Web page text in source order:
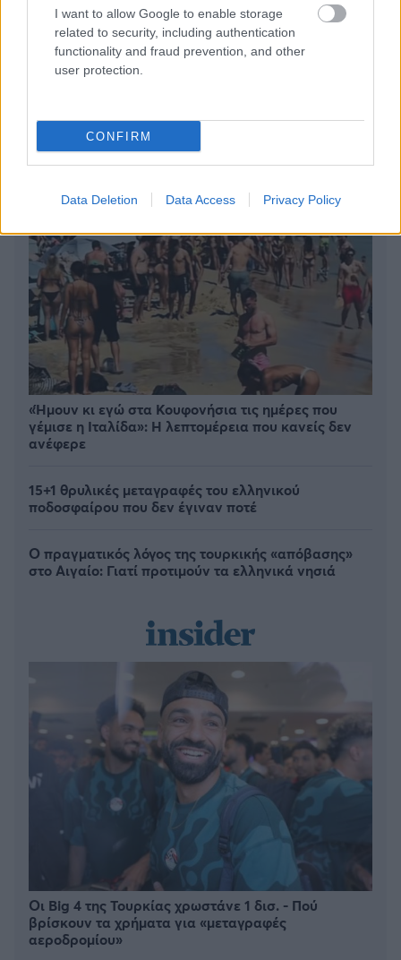
I want to allow Google to enable storage
related to security, including authentication
functionality and fraud prevention, and other
user protection.
CONFIRM
Data Deletion Data Access Privacy Policy
των Αγίων και η μαγευτική παραλία στο Λιβυκό
6 γραφικά χωριά των Κυκλάδων που αξίζει να
ανακαλύψετε
«Ήμουν κι εγώ στα Κουφονήσια τις ημέρες που
γέμισε η Ιταλίδα»: Η λεπτομέρεια που κανείς δεν
ανέφερε
15+1 θρυλικές μεταγραφές του ελληνικού
ποδοσφαίρου που δεν έγιναν ποτέ
Ο πραγματικός λόγος της τουρκικής «απόβασης»
στο Αιγαίο: Γιατί προτιμούν τα ελληνικά νησιά
Οι Big 4 της Τουρκίας χρωστάνε 1 δισ. - Πού
βρίσκουν τα χρήματα για «μεταγραφές
αεροδρομίου»